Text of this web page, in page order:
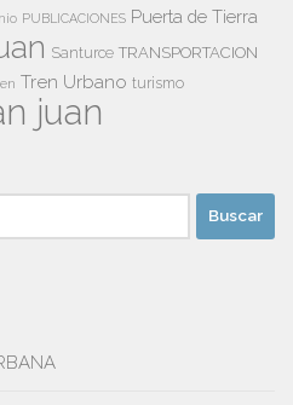
PUBLICACIONES Puerta de Tierra
Santurce TRANSPORTACION
Tren Urbano turismo
juan